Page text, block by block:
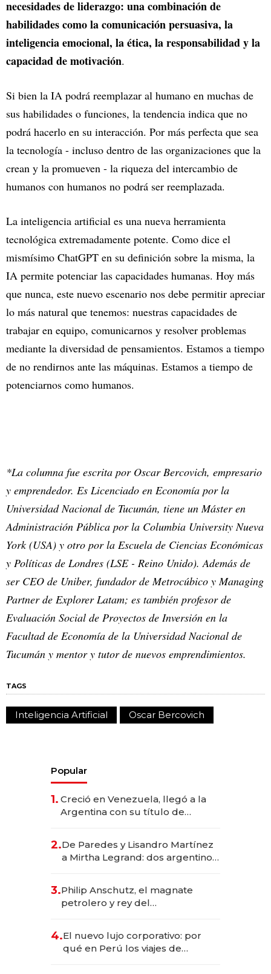
necesidades de liderazgo: una combinación de
habilidades como la comunicación persuasiva, la
inteligencia emocional, la ética, la responsabilidad y la
capacidad de motivación.
Si bien la IA podrá reemplazar al humano en muchas de
sus habilidades o funciones, la tendencia indica que no
podrá hacerlo en su interacción. Por más perfecta que sea
la tecnología - incluso dentro de las organizaciones que la
crean y la promueven - la riqueza del intercambio de
humanos con humanos no podrá ser reemplazada.
La inteligencia artificial es una nueva herramienta
tecnológica extremadamente potente. Como dice el
mismísimo ChatGPT en su definición sobre la misma, la
IA permite potenciar las capacidades humanas. Hoy más
que nunca, este nuevo escenario nos debe permitir apreciar
lo más natural que tenemos: nuestras capacidades de
trabajar en equipo, comunicarnos y resolver problemas
mediante la diversidad de pensamientos. Estamos a tiempo
de no rendirnos ante las máquinas. Estamos a tiempo de
potenciarnos como humanos.
*La columna fue escrita por Oscar Bercovich, empresario
y emprendedor. Es Licenciado en Economía por la
Universidad Nacional de Tucumán, tiene un Máster en
Administración Pública por la Columbia University Nueva
York (USA) y otro por la Escuela de Ciencias Económicas
y Políticas de Londres (LSE - Reino Unido). Además de
ser CEO de Uniber, fundador de Metrocúbico y Managing
Partner de Explorer Latam; es también profesor de
Evaluación Social de Proyectos de Inversión en la
Facultad de Economía de la Universidad Nacional de
Tucumán y mentor y tutor de nuevos emprendimientos.
TAGS
Inteligencia Artificial Oscar Bercovich
Popular
1. Creció en Venezuela, llegó a la
Argentina con su título de
las marcas "fast premium"
2.De Paredes y Lisandro Martínez
a Mirtha Legrand: dos argentinos
3.Philip Anschutz, el magnate
petrolero y rey del
Fénix
4.El nuevo lujo corporativo: por
qué en Perú los viajes de